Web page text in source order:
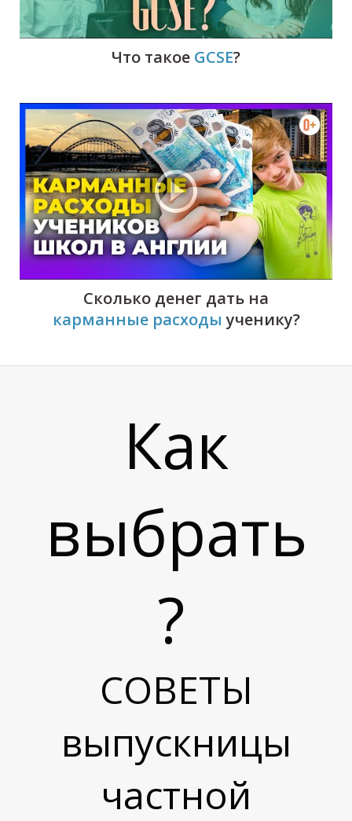
И
Ш
Что такое GCSE?
Сколько денег дать на
карманные расходыученику?
Как
выбрать
?
СОВЕТЫ
выпускницы
частной